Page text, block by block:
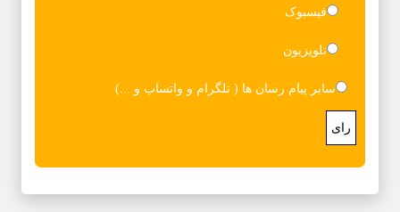
فیسبوک
تلویزیون
سایر پیام رسان ها ( تلگرام و واتساپ و ...)
رای